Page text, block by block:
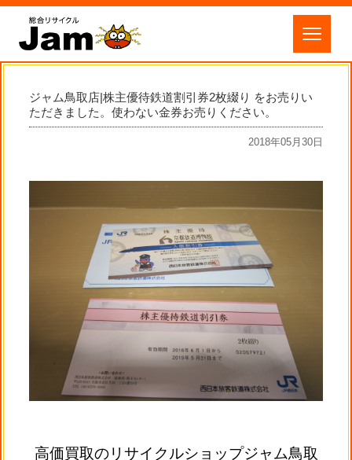
ジャム鳥取店|株主優待鉄道割引券2枚綴り をお売りい
ただきました。使わない金券お売りください。
2018年05月30日
高価買取のリサイクルショップジャム鳥取